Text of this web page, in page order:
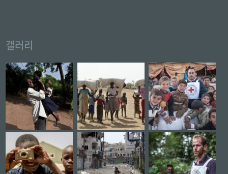
갤러리